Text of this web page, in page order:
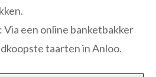
Via een online banketbakker
taarten in Anloo.